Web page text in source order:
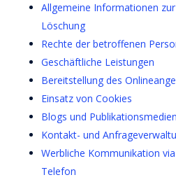
Allgemeine Informationen
Löschung
Rechte der betroffenen
Geschäftliche Leistungen
Bereitstellung des
Einsatz von Cookies
Blogs und Publikationsmedien
Kontakt- und
Werbliche Kommunikation
Telefon